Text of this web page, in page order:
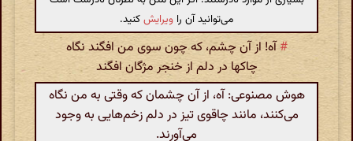
می‌توانید آن را ویرایشکنید.
#آه! از آن چشم، که چون سوی من افگند نگاه
چاکها در دلم از خنجر مژگان افگند
هوش مصنوعی: آه، از آن چشمان که وقتی به من نگاه
می‌کنند، مانند چاقوی تیز در دلم زخم‌هایی به وجود
می‌آورند.